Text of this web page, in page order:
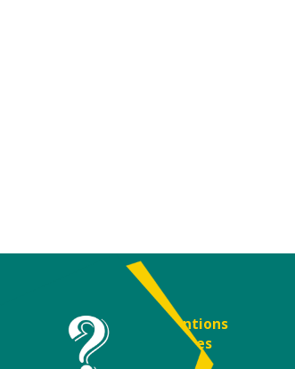
1ère
visite
Mentions
légales